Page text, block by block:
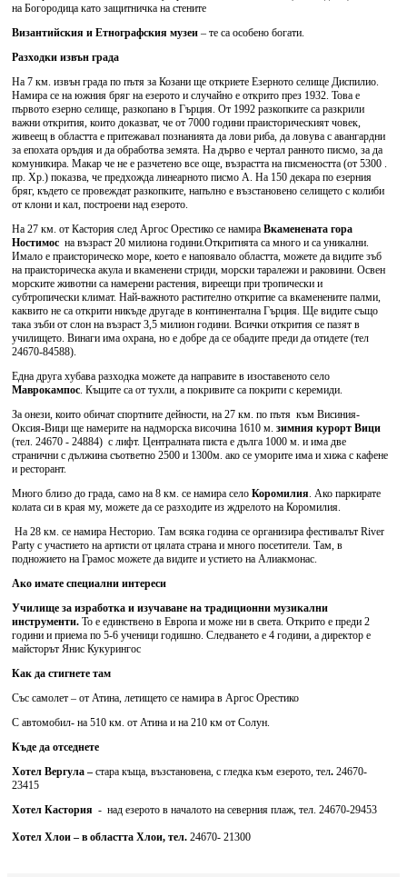
на Богородица като защитничка на стените
Византийския и Етнографския музеи – те са особено богати.
Разходки извън града
На 7 км. извън града по пътя за Козани ще откриете Езерното селище Диспилио.
Намира се на южния бряг на езерото и случайно е открито през 1932. Това е
първото езерно селище, разкопано в Гърция. От 1992 разкопките са разкрили
важни открития, които доказват, че от 7000 години праисторическият човек,
живеещ в областта е притежавал познанията да лови риба, да ловува с авангардни
за епохата оръдия и да обработва земята. На дърво е чертал ранното писмо, за да
комуникира. Макар че не е разчетено все още, възрастта на писмеността (от 5300 .
пр. Хр.) показва, че предхожда линеарното писмо А. На 150 декара по езерния
бряг, където се провеждат разкопките, напълно е възстановено селището с колиби
от клони и кал, построени над езерото.
На 27 км. от Кастория след Аргос Орестико се намира Вкаменената гора
Ностимос на възраст 20 милиона години.Откритията са много и са уникални.
Имало е праисторическо море, което е напоявало областта, можете да видите зъб
на праисторическа акула и вкаменени стриди, морски таралежи и раковини. Освен
морските животни са намерени растения, виреещи при тропически и
субтропически климат. Най-важното растително откритие са вкаменените палми,
каквито не са открити никъде другаде в континентална Гърция. Ще видите също
така зъби от слон на възраст 3,5 милион години. Всички открития се пазят в
училището. Винаги има охрана, но е добре да се обадите преди да отидете (тел
24670-84588).
Една друга хубава разходка можете да направите в изоставеното село
Маврокампос. Къщите са от тухли, а покривите са покрити с керемиди.
За онези, които обичат спортните дейности, на 27 км. по пътя към Висиния-
Оксия-Вици ще намерите на надморска височина 1610 м. зимния курорт Вици
(тел. 24670 - 24884) с лифт. Централната писта е дълга 1000 м. и има две
странични с дължина съответно 2500 и 1300м. ако се уморите има и хижа с кафене
и ресторант.
Много близо до града, само на 8 км. се намира село Коромилия. Ако паркирате
колата си в края му, можете да се разходите из ждрелото на Коромилия.
На 28 км. се намира Несторио. Там всяка година се организира фестивалът River
Party с участието на артисти от цялата страна и много посетители. Там, в
подножието на Грамос можете да видите и устието на Алиакмонас.
Ако имате специални интереси
Училище за изработка и изучаване на традиционни музикални
инструменти. То е единствено в Европа и може ни в света. Открито е преди 2
години и приема по 5-6 ученици годишно. Следването е 4 години, а директор е
майсторът Янис Кукурингос
Как да стигнете там
Със самолет – от Атина, летището се намира в Аргос Орестико
С автомобил- на 510 км. от Атина и на 210 км от Солун.
Къде да отседнете
Хотел Вергула – стара къща, възстановена, с гледка към езерото, тел. 24670-
23415
Хотел Кастория - над езерото в началото на северния плаж, тел. 24670-29453
Хотел Хлои – в областта Хлои, тел. 24670- 21300